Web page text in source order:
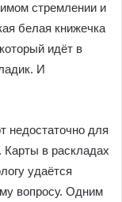
стремлении и
белая книжечка
идёт в
И
недостаточно для
Карты в раскладах
удаётся
вопросу. Одним